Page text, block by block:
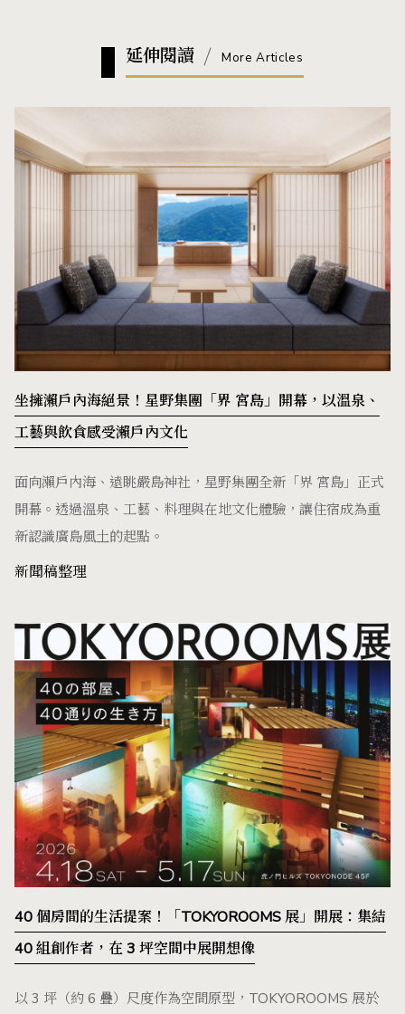
延伸閱讀 More Articles
坐擁瀨戶內海絕景！星野集團「界 宮島」開幕，以溫泉、
工藝與飲食感受瀨戶內文化
面向瀨戶內海、遠眺嚴島神社，星野集團全新「界 宮島」正式
開幕。透過溫泉、工藝、料理與在地文化體驗，讓住宿成為重
新認識廣島風土的起點。
新聞稿整理
40 個房間的生活提案！「TOKYOROOMS 展」開展：集結
40 組創作者，在 3 坪空間中展開想像
以 3 坪（約 6 疊）尺度作為空間原型，TOKYOROOMS 展於